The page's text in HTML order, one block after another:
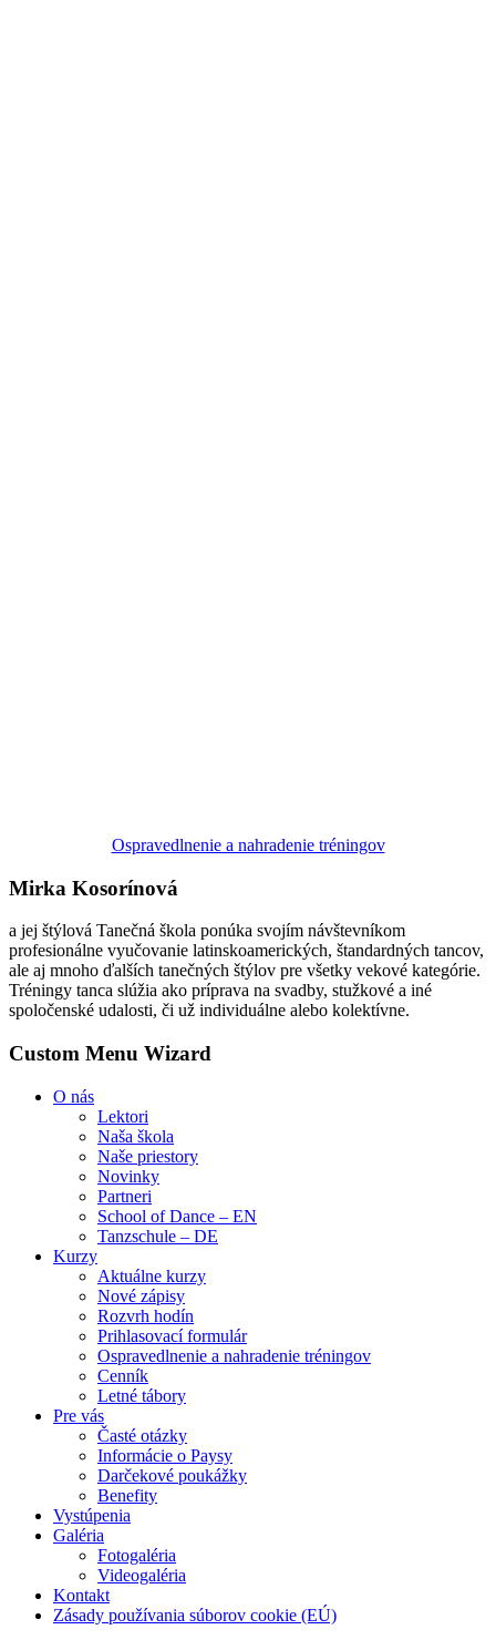
Ospravedlnenie a nahradenie tréningov
Mirka Kosorínová
a jej štýlová Tanečná škola ponúka svojím návštevníkom
profesionálne vyučovanie latinskoamerických, štandardných tancov,
ale aj mnoho ďalších tanečných štýlov pre všetky vekové kategórie.
Tréningy tanca slúžia ako príprava na svadby, stužkové a iné
spoločenské udalosti, či už individuálne alebo kolektívne.
Custom Menu Wizard
O nás
Lektori
Naša škola
Naše priestory
Novinky
Partneri
School of Dance – EN
Tanzschule – DE
Kurzy
Aktuálne kurzy
Nové zápisy
Rozvrh hodín
Prihlasovací formulár
Ospravedlnenie a nahradenie tréningov
Cenník
Letné tábory
Pre vás
Časté otázky
Informácie o Paysy
Darčekové poukážky
Benefity
Vystúpenia
Galéria
Fotogaléria
Videogaléria
Kontakt
Zásady používania súborov cookie (EÚ)